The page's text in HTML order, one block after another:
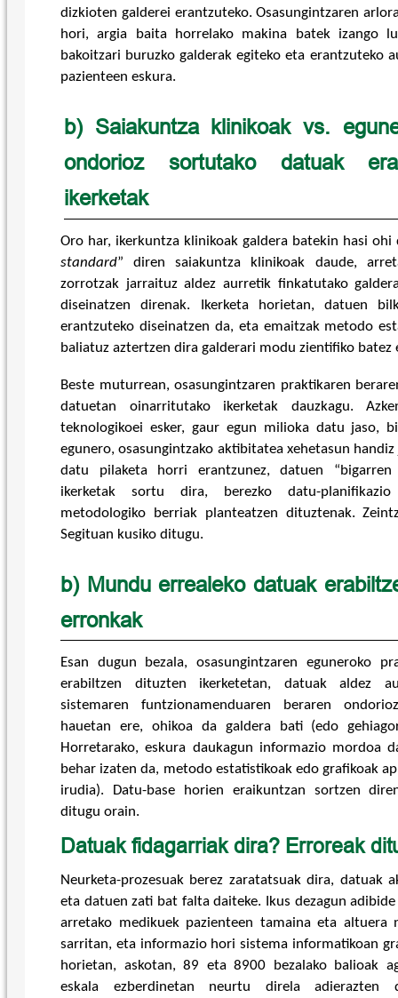
dizkioten galderei erantzuteko. Osasungintzaren
hori, argia baita horrelako makina batek izango
bakoitzari buruzko galderak egiteko eta erantzuteko
pazienteen eskura.
b) Saiakuntza klinikoak vs.
ondorioz sortutako datuak
ikerketak
Oro har, ikerkuntza klinikoak galdera batekin hasi
standard” diren saiakuntza klinikoak daude,
zorrotzak jarraituz aldez aurretik finkatutako
diseinatzen direnak. Ikerketa horietan, datuen
erantzuteko diseinatzen da, eta emaitzak metodo
baliatuz aztertzen dira galderari modu zientifiko batez
Beste muturrean, osasungintzaren praktikaren
datuetan oinarritutako ikerketak dauzkagu.
teknologikoei esker, gaur egun milioka datu jaso,
egunero, osasungintzako aktibitatea xehetasun
datu pilaketa horri erantzunez, datuen
ikerketak sortu dira, berezko datu-
metodologiko berriak planteatzen dituztenak.
Segituan kusiko ditugu.
b) Mundu errealeko datuak
erronkak
Esan dugun bezala, osasungintzaren eguneroko
erabiltzen dituzten ikerketetan, datuak aldez
sistemaren funtzionamenduaren beraren
hauetan ere, ohikoa da galdera bati (edo
Horretarako, eskura daukagun informazio mordoa
behar izaten da, metodo estatistikoak edo grafikoak
irudia). Datu-base horien eraikuntzan sortzen
ditugu orain.
Datuak fidagarriak dira? Erroreak
Neurketa-prozesuak berez zaratatsuak dira, datuak
eta datuen zati bat falta daiteke. Ikus dezagun
arretako medikuek pazienteen tamaina eta altuera
sarritan, eta informazio hori sistema informatikoan
horietan, askotan, 89 eta 8900 bezalako balioak
eskala ezberdinetan neurtu direla adierazten